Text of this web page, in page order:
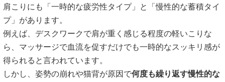
肩こりにも「一時的な疲労性タイプ」と「慢性的な蓄積タイ
プ」があります。
例えば、デスクワークで肩が重く感じる程度の軽いこりな
ら、マッサージで血流を促すだけでも一時的なスッキリ感が
得られると言われています。
しかし、姿勢の崩れや猫背が原因で何度も繰り返す慢性的な